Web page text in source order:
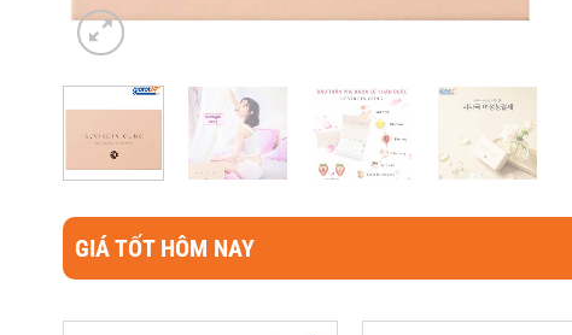
GIÁ TỐT HÔM NAY